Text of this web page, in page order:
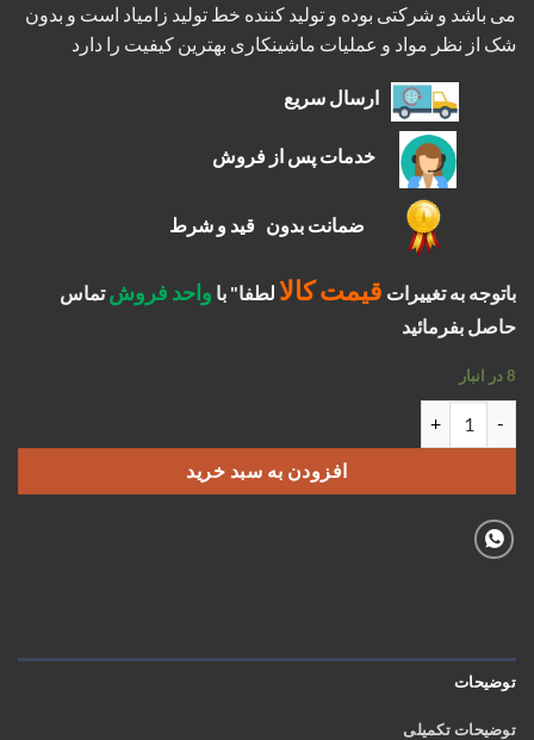
می باشد و شرکتی بوده و تولید کننده خط تولید زامیاد است و بدون
شک از نظر مواد و عملیات ماشینکاری بهترین کیفیت را دارد
ارسال سریع
خدمات پس از فروش
ضمانت بدون قید و شرط
باتوجه به تغییرات قیمت کالا لطفا" با واحد فروشتماس
حاصل بفرمائید
8 در انبار
افزودن به سبد خرید
توضیحات
توضیحات تکمیلی